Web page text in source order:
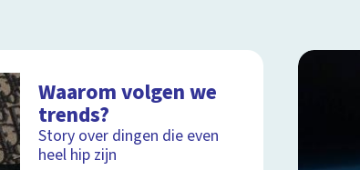
Waarom volgen we
trends?
Story over dingen die even
heel hip zijn